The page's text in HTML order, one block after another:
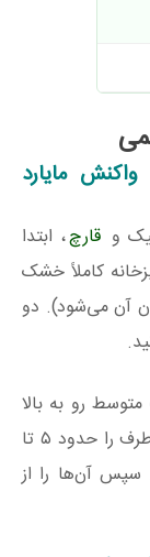
مایارد
و قارچ، ابتدا
کاملاً خشک
آن می‌شود). دو
رو به بالا
گرم کنید. مرغ‌ها را به تابه اضافه کرده و هر طرف را حدود ۵ تا
سپس آن‌ها را از